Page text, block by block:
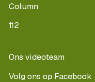
Column
112
Ons videoteam
Volg ons op Facebook